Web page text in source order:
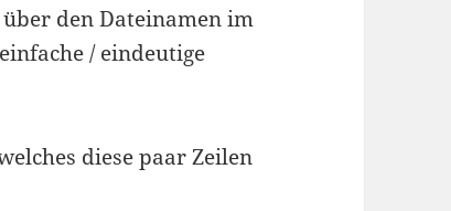
den Dateinamen im
/ eindeutige
diese paar Zeilen